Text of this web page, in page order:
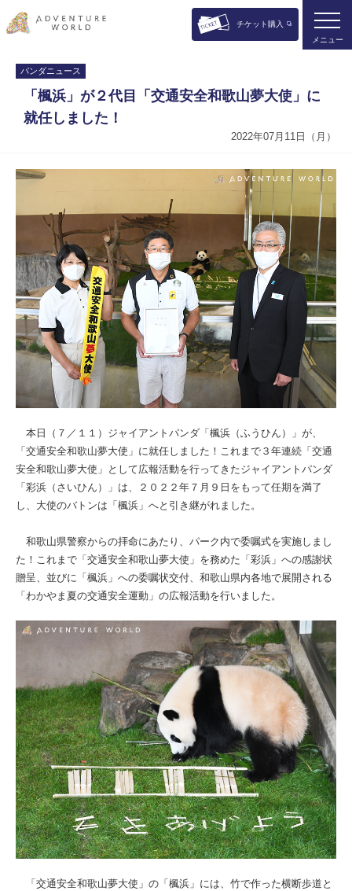
チケット購入
メニュー
パンダニュース
「楓浜」が２代目「交通安全和歌山夢大使」に
就任しました！
2022年07月11日（月）
本日（７／１１）ジャイアントパンダ「楓浜（ふうひん）」が、
「交通安全和歌山夢大使」に就任しました！これまで３年連続「交通
安全和歌山夢大使」として広報活動を行ってきたジャイアントパンダ
「彩浜（さいひん）」は、２０２２年７月９日をもって任期を満了
し、大使のバトンは「楓浜」へと引き継がれました。
和歌山県警察からの拝命にあたり、パーク内で委嘱式を実施しまし
た！これまで「交通安全和歌山夢大使」を務めた「彩浜」への感謝状
贈呈、並びに「楓浜」への委嘱状交付、和歌山県内各地で展開される
「わかやま夏の交通安全運動」の広報活動を行いました。
「交通安全和歌山夢大使」の「楓浜」には、竹で作った横断歩道と